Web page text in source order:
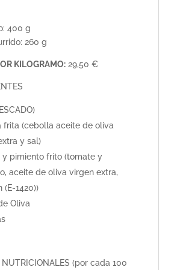
400 g
260 g
KILOGRAMO:29,50 €
frita (cebolla aceite de oliva
y sal)
y pimiento frito (tomate y
aceite de oliva virgen extra,
(E-1420))
Oliva
NUTRICIONALES (por cada 100